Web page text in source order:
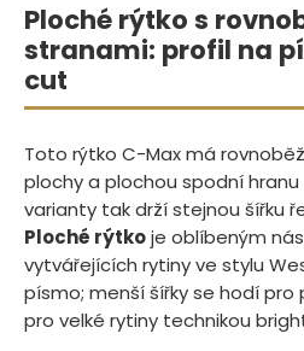
Ploché rýtko s
stranami: profil na
cut
Toto rýtko C-Max má
plochy a plochou spodní
varianty tak drží stejnou šířku
Ploché rýtkoje oblíbeným
vytvářejících rytiny ve stylu
písmo; menší šířky se hodí pro
pro velké rytiny technikou